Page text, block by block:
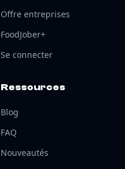
Offre entreprises
FoodJober+
Se connecter
Ressources
Blog
FAQ
Nouveautés